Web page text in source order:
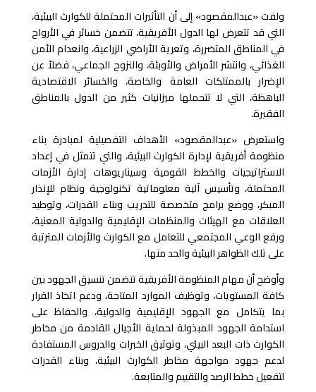
ولفت «عبدالمقصود» إلى أن التأثيرات المحتملة للكوارث البيئية،
التي قد تتعرض لها الدول الأفريقية، تتضمن خسائر في الأرواح
في المناطق المتضررة، وتعرية الأراضي الزراعية، وانعدام الأمن
الغذائي، وانتشر الأمراض والأوبئة، والنزوح الجماعي، فضلاً عن
الإضرار بالممتلكات العامة والخاصة، والخسائر الاقتصادية
الباهظة، التي لا تتحملها ميزانيات كثير من الدول بالمناطق
الفقيرة.
واستعرض «عبدالمقصود» الأهداف التفصيلية لمبادرة بناء
منظومة أفريقية لإدارة الكوارث البيئية، والتي تتمثل في إعداد
الاستراتيجيات والخطط القومية وسيناريوهات إدارة الأزمات
المحتملة، وتأسيس آلية معلوماتية تكنولوجية ونظام للإنذار
المبكر، ووضع برامج متخصصة للتدريب وبناء القدرات، وتوطيد
العلاقات مع الهيئات والمنظمات الإقليمية والدولية المعنية،
ورفع الوعي المجتمعي للتعامل مع الكوارث والأزمات المترتبة
على تلك الظواهر البيئية والحد منها.
وأوضح أن مهام المنظومة الأفريقية تتضمن تنسيق الجهود بين
كافة المستويات، وتوظيف الموارد المتاحة، ودعم اتخاذ القرار
بما يتكامل مع الجهود الإقليمية والدولية، والحفاظ على
استدامة الجهود المبذولة لحماية الأجيال القادمة من مخاطر
الكوارث ذات البعد البيئي، وتوثيق الخبرات والدروس المستفادة
لدعم جهود مواجهة مخاطر الكوارث البيئية، وبناء القدرات
لتفعيل خطط الرصد والتقييم والمتابعة.